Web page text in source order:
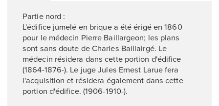
Partie nord :
L'édifice jumelé en brique a été érigé en 1860
pour le médecin Pierre Baillargeon; les plans
sont sans doute de Charles Baillairgé. Le
médecin résidera dans cette portion d'édifice
(1864-1876-). Le juge Jules Ernest Larue fera
l'acquisition et résidera également dans cette
portion d'édifice. (1906-1910-).